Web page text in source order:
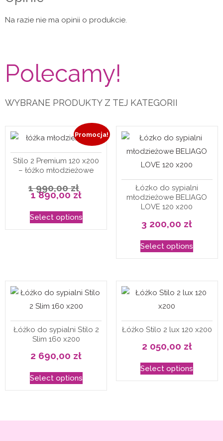
Na razie nie ma opinii o produkcie.
Polecamy!
WYBRANE PRODUKTY Z TEJ KATEGORII
Promocja!
Stilo 2 Premium 120 x200
– łóżko młodzieżowe
1 990,00zł Pierwotna
wynosiła:
1 890,00złAktualna
cena
1890,00 zł.
Select options
Łózko do sypialni
młodzieżowe BELIAGO
LOVE 120 x200
3 200,00 zł
Select options
Łóżko do sypialni Stilo 2
Slim 160 x200
2 690,00 zł
Select options
Łóżko Stilo 2 lux 120 x200
2 050,00 zł
Select options